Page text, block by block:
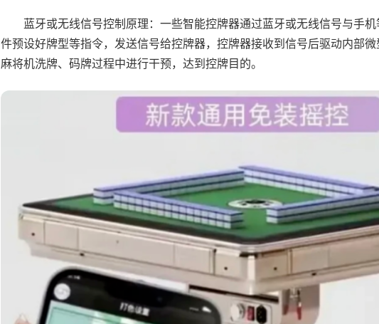
蓝牙或无线信号控制原理：一些智能控牌器通过蓝牙或无线信号与手
件预设好牌型等指令，发送信号给控牌器，控牌器接收到信号后驱动内部
麻将机洗牌、码牌过程中进行干预，达到控牌目的。